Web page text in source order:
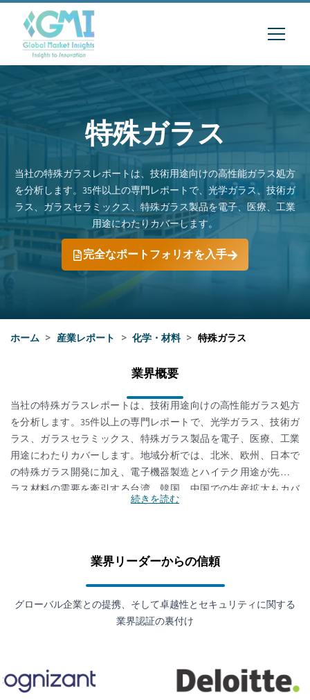
特殊ガラス
当社の特殊ガラスレポートは、技術用途向けの高性能ガラス処方
を分析します。35件以上の専門レポートで、光学ガラス、技術ガ
ラス、ガラスセラミックス、特殊ガラス製品を電子、医療、工業
用途にわたりカバーします。
完全なポートフォリオを入手
ホーム > 産業レポート > 化学・材料 > 特殊ガラス
業界概要
当社の特殊ガラスレポートは、技術用途向けの高性能ガラス処方
を分析します。35件以上の専門レポートで、光学ガラス、技術ガ
ラス、ガラスセラミックス、特殊ガラス製品を電子、医療、工業
用途にわたりカバーします。地域分析では、北米、欧州、日本で
の特殊ガラス開発に加え、電子機器製造とハイテク用途が先進ガ
ラス材料の需要を牽引する台湾、韓国、中国での生産拡大もカバ
続きを読む
業界リーダーからの信頼
グローバル企業との提携、そして卓越性とセキュリティに関する
業界認証の裏付け